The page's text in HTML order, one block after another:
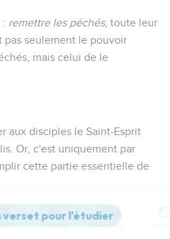
: remettre les péchés, toute leur
pas seulement le pouvoir
mais celui de le
aux disciples le Saint-Esprit
Or, c'est uniquement par
cette partie essentielle de
force qui s'y manifestera. Cette
des seuls apôtres ou de
Commentaires Strong